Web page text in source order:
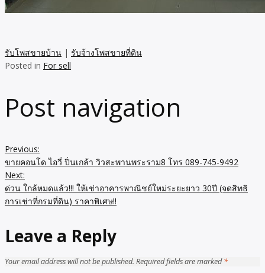
รับโพสขายบ้าน | รับจ้างโพสขายที่ดิน
Posted in For sell
Post navigation
Previous:
ขายคอนโด ไอวี่ ปิ่นเกล้า วิวสะพานพระราม8 โทร 089-745-9492
Next:
ด่วน ใกล้หมดแล้ว!!! ให้เช่าอาคารพาณิชย์ใหม่ระยะยาว 30ปี (จดสิทธิ
การเช่าที่กรมที่ดิน) ราคาพิเศษ!!
Leave a Reply
Your email address will not be published. Required fields are marked*